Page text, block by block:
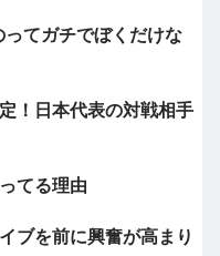
てガチでぼくだけな
！日本代表の対戦相手
てる理由
ブを前に興奮が高まり